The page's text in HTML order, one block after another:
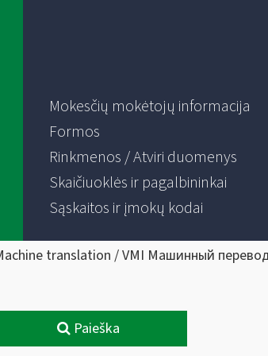
Mokesčių mokėtojų informacija
Formos
Rinkmenos / Atviri duomenys
Skaičiuoklės ir pagalbininkai
Sąskaitos ir įmokų kodai
translation / VMI Машинный
Paieška